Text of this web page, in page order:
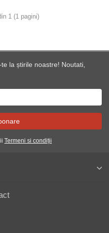
1 (1 pagini)
la știrile noastre! Noutati,
Termeni si condiții